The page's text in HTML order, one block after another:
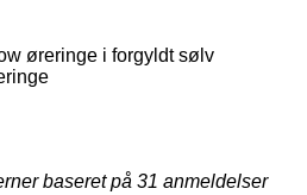
øreringe i forgyldt sølv
baseret på 31 anmeldelser